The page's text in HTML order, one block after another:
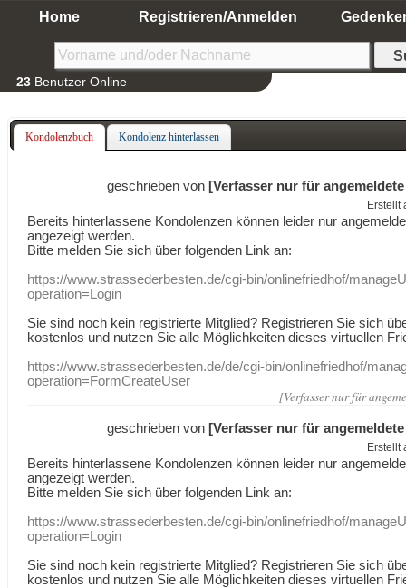
Home Registrieren/Anmelden
23 Benutzer Online
Kondolenzbuch Kondolenz hinterlassen
geschrieben von [Verfasser nur für
Erstellt
Bereits hinterlassene Kondolenzen können leider nur
angezeigt werden.
Bitte melden Sie sich über folgenden Link an:
https://www.strassederbesten.de/cgi-bin/onlinefriedhof/
operation=Login
Sie sind noch kein registrierte Mitglied? Registrieren Sie sich
kostenlos und nutzen Sie alle Möglichkeiten dieses virtuellen
https://www.strassederbesten.de/de/cgi-bin/onlinefriedhof/
operation=FormCreateUser
[Verfasser nur für
geschrieben von [Verfasser nur für
Erstellt
Bereits hinterlassene Kondolenzen können leider nur
angezeigt werden.
Bitte melden Sie sich über folgenden Link an:
https://www.strassederbesten.de/cgi-bin/onlinefriedhof/
operation=Login
Sie sind noch kein registrierte Mitglied? Registrieren Sie sich
kostenlos und nutzen Sie alle Möglichkeiten dieses virtuellen